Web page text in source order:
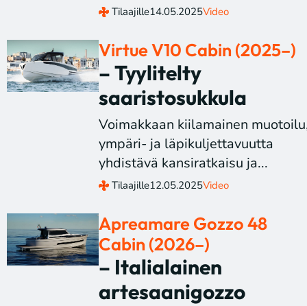
Tilaajille14.05.2025Video
Virtue V10 Cabin (2025–)
– Tyylitelty
saaristosukkula
Voimakkaan kiilamainen
ympäri- ja läpikuljettavuutta
yhdistävä kansiratkaisu ja...
Tilaajille12.05.2025Video
Apreamare Gozzo 48
Cabin (2026–)
– Italialainen
artesaanigozzo